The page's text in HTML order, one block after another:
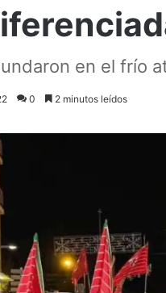
en el frío
0 2 minutos leídos